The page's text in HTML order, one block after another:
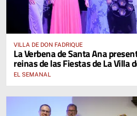
VILLA DE DON FADRIQUE
La Verbena de Santa Ana
reinas de las Fiestas de La Villa
EL SEMANAL